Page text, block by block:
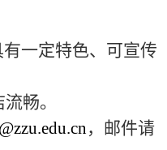
一定特色、可宣传
畅。
，邮件请